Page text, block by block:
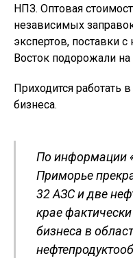
НПЗ. Оптовая
независимых
экспертов, поставки
Восток подорожали на
Приходится работать
бизнеса.
По информации
Приморье
32 АЗС и две
крае
бизнеса в